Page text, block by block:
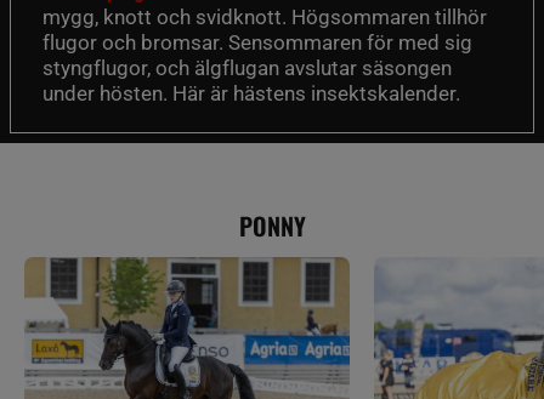
mygg, knott och svidknott. Högsommaren tillhör
flugor och bromsar. Sensommaren för med sig
styngflugor, och älgflugan avslutar säsongen
under hösten. Här är hästens insektskalender.
PONNY